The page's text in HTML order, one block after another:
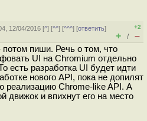
12/04/2016 [^] [^^] [^^^] [ответить]
+2
+ / –
потом пиши. Речь о том, что
UI на Chromium отдельно
есть разработка UI будет идти
нового API, пока не допилят
реализацию Chrome-like API. А
движок и впихнут его на место